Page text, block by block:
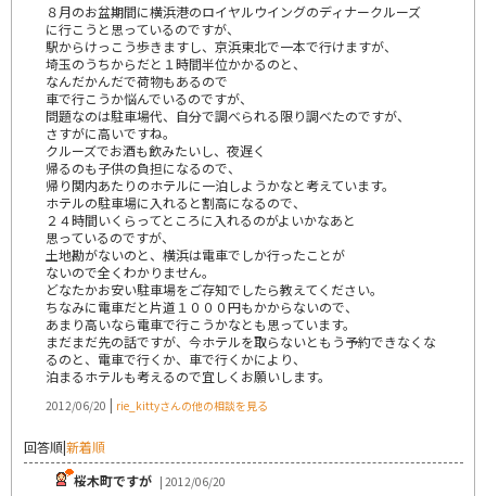
８月のお盆期間に横浜港のロイヤルウイングのディナークルーズ
に行こうと思っているのですが、
駅からけっこう歩きますし、京浜東北で一本で行けますが、
埼玉のうちからだと１時間半位かかるのと、
なんだかんだで荷物もあるので
車で行こうか悩んでいるのですが、
問題なのは駐車場代、自分で調べられる限り調べたのですが、
さすがに高いですね。
クルーズでお酒も飲みたいし、夜遅く
帰るのも子供の負担になるので、
帰り関内あたりのホテルに一泊しようかなと考えています。
ホテルの駐車場に入れると割高になるので、
２４時間いくらってところに入れるのがよいかなあと
思っているのですが、
土地勘がないのと、横浜は電車でしか行ったことが
ないので全くわかりません。
どなたかお安い駐車場をご存知でしたら教えてください。
ちなみに電車だと片道１０００円もかからないので、
あまり高いなら電車で行こうかなとも思っています。
まだまだ先の話ですが、今ホテルを取らないともう予約できなくな
るのと、電車で行くか、車で行くかにより、
泊まるホテルも考えるので宜しくお願いします。
2012/06/20 | rie_kittyさんの他の相談を見る
回答順|新着順
桜木町ですが | 2012/06/20